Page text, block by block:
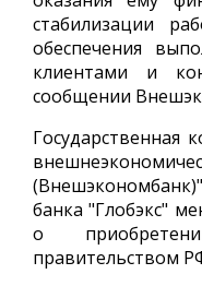
стабилизации
обеспечения
клиентами и
сообщении
Государственная
банка "Глобэкс"
о
правительством